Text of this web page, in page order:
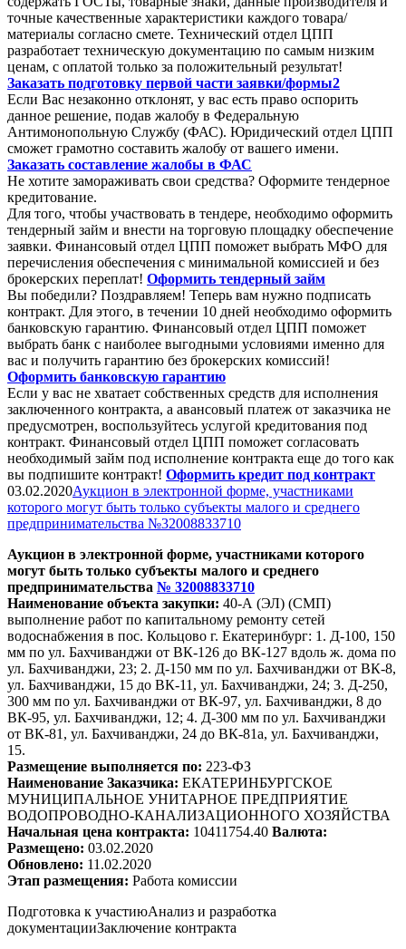
точные качественные характеристики каждого товара/
материалы согласно смете. Технический отдел ЦПП
разработает техническую документацию по самым низким
ценам, с оплатой только за положительный результат!
Заказать подготовку первой части заявки/формы2
Если Вас незаконно отклонят, у вас есть право оспорить
данное решение, подав жалобу в Федеральную
Антимонопольную Службу (ФАС). Юридический отдел ЦПП
сможет грамотно составить жалобу от вашего имени.
Заказать составление жалобы в ФАС
Не хотите замораживать свои средства? Оформите тендерное
кредитование.
Для того, чтобы участвовать в тендере, необходимо оформить
тендерный займ и внести на торговую площадку обеспечение
заявки. Финансовый отдел ЦПП поможет выбрать МФО для
перечисления обеспечения с минимальной комиссией и без
брокерских переплат! Оформить тендерный займ
Вы победили? Поздравляем! Теперь вам нужно подписать
контракт. Для этого, в течении 10 дней необходимо оформить
банковскую гарантию. Финансовый отдел ЦПП поможет
выбрать банк с наиболее выгодными условиями именно для
вас и получить гарантию без брокерских комиссий!
Оформить банковскую гарантию
Если у вас не хватает собственных средств для исполнения
заключенного контракта, а авансовый платеж от заказчика не
предусмотрен, воспользуйтесь услугой кредитования под
контракт. Финансовый отдел ЦПП поможет согласовать
необходимый займ под исполнение контракта еще до того как
вы подпишите контракт! Оформить кредит под контракт
03.02.2020Аукцион в электронной форме, участниками
которого могут быть только субъекты малого и среднего
предпринимательства №32008833710
Аукцион в электронной форме, участниками которого
могут быть только субъекты малого и среднего
предпринимательства № 32008833710
Наименование объекта закупки: 40-А (ЭЛ) (СМП)
выполнение работ по капитальному ремонту сетей
водоснабжения в пос. Кольцово г. Екатеринбург: 1. Д-100, 150
мм по ул. Бахчиванджи от ВК-126 до ВК-127 вдоль ж. дома по
ул. Бахчиванджи, 23; 2. Д-150 мм по ул. Бахчиванджи от ВК-8,
ул. Бахчиванджи, 15 до ВК-11, ул. Бахчиванджи, 24; 3. Д-250,
300 мм по ул. Бахчиванджи от ВК-97, ул. Бахчиванджи, 8 до
ВК-95, ул. Бахчиванджи, 12; 4. Д-300 мм по ул. Бахчиванджи
от ВК-81, ул. Бахчиванджи, 24 до ВК-81а, ул. Бахчиванджи,
15.
Размещение выполняется по: 223-ФЗ
Наименование Заказчика: ЕКАТЕРИНБУРГСКОЕ
МУНИЦИПАЛЬНОЕ УНИТАРНОЕ ПРЕДПРИЯТИЕ
ВОДОПРОВОДНО-КАНАЛИЗАЦИОННОГО ХОЗЯЙСТВА
Начальная цена контракта: 10411754.40 Валюта:
Размещено: 03.02.2020
Обновлено: 11.02.2020
Этап размещения: Работа комиссии
Подготовка к участиюАнализ и разработка
документацииЗаключение контракта